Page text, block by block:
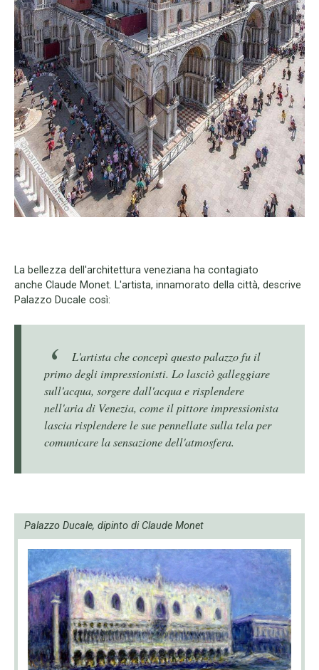
La bellezza dell'architettura veneziana ha contagiato
anche Claude Monet. L'artista, innamorato della città, descrive
Palazzo Ducale così:
L'artista che concepì questo palazzo fu il
primo degli impressionisti. Lo lasciò galleggiare
sull'acqua, sorgere dall'acqua e risplendere
nell'aria di Venezia, come il pittore impressionista
lascia risplendere le sue pennellate sulla tela per
comunicare la sensazione dell'atmosfera.
Palazzo Ducale, dipinto di Claude Monet